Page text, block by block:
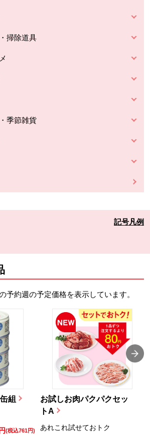
掃除道具
季節雑貨
記号凡例
予約週の予定価格を表示しています。
組
(税込761円)
お試しお肉パクパクセッ
トA
あれこれ試せておトク